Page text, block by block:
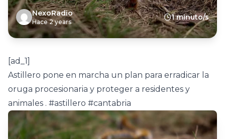
NexoRadio
Hace 2 years
1 minuto/s
[ad_1]
Astillero pone en marcha un plan para erradicar la
oruga procesionaria y proteger a residentes y
animales . #astillero #cantabria